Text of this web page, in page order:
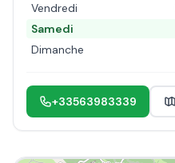
Vendredi
Samedi
Dimanche
+33563983339